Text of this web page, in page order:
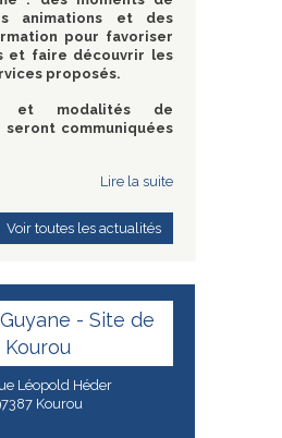
animations et des
pour favoriser
et faire découvrir les
proposés.
et modalités de
communiquées
Lire la suite
Voir toutes les actualités
- Site de
Kourou
Léopold Héder
Kourou